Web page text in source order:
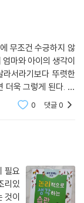
무조건 수긍하지 않
마와 아이의 생각이
서라기보다 뚜렷한
욱 그렇게 된다. 어
인 근거만 있으면 우
0 댓글0
필요
리있
것이